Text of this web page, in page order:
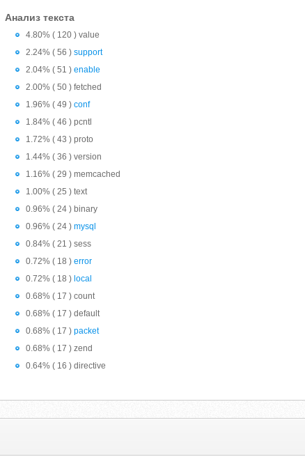
Анализ текста
4.80% ( 120 ) value
2.24% ( 56 )support
2.04% ( 51 )enable
2.00% ( 50 ) fetched
1.96% ( 49 )conf
1.84% ( 46 ) pcntl
1.72% ( 43 ) proto
1.44% ( 36 ) version
1.16% ( 29 ) memcached
1.00% ( 25 ) text
0.96% ( 24 ) binary
0.96% ( 24 )mysql
0.84% ( 21 ) sess
0.72% ( 18 )error
0.72% ( 18 ) local
0.68% ( 17 ) count
0.68% ( 17 ) default
0.68% ( 17 )packet
0.68% ( 17 ) zend
0.64% ( 16 ) directive